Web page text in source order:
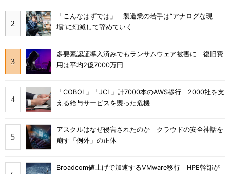
「こんなはずでは」 製造業の若手は“アナログな現
場”に幻滅して辞めていく
多要素認証導入済みでもランサムウェア被害に 復旧費
用は平均2億7000万円
「COBOL」「JCL」計7000本のAWS移行 2000社を支
える給与サービスを襲った危機
アスクルはなぜ侵害されたのか クラウドの安全神話を
崩す「例外」の正体
Broadcom値上げで加速するVMware移行 HPE幹部が